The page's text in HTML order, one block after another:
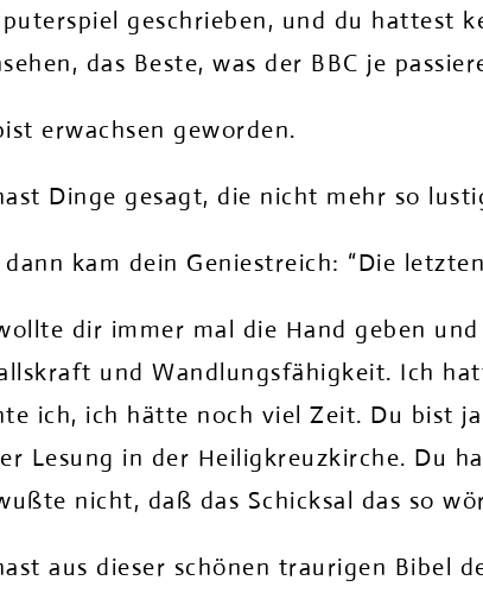
geschrieben, und du hattest
das Beste, was der BBC je
erwachsen geworden.
Dinge gesagt, die nicht mehr so
dann kam dein Geniestreich: “Die
dir immer mal die Hand geben
und Wandlungsfähigkeit. Ich
ich, ich hätte noch viel Zeit. Du bist
Lesung in der Heiligkreuzkirche. Du
nicht, daß das Schicksal das so
aus dieser schönen traurigen Bibel